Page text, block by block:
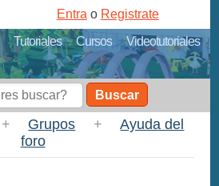
Tutoriales Cursos
Videotutoriales
Entra o Registrate
Buscar
+ Grupos +
Ayuda del
foro